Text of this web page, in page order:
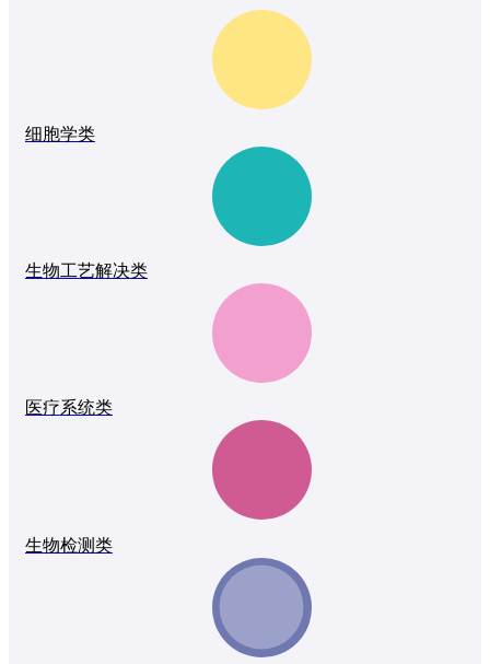
细胞学类
生物工艺解决类
医疗系统类
生物检测类